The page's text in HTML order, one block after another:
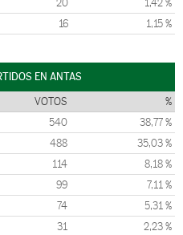
20 1,42 %
16 1,15 %
EN ANTAS
VOTOS %
540 38,77 %
488 35,03 %
114 8,18 %
99 7,11 %
74 5,31 %
31 2,23 %